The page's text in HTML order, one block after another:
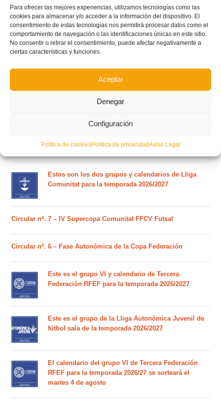
Para ofrecer las mejores experiencias, utilizamos tecnologías como las
cookies para almacenar y/o acceder a la información del dispositivo. El
consentimiento de estas tecnologías nos permitirá procesar datos como el
comportamiento de navegación o las identificaciones únicas en este sitio.
No consentir o retirar el consentimiento, puede afectar negativamente a
ciertas características y funciones.
Aceptar
Denegar
Configuración
Política de cookiesPolítica de privacidadAviso Legal
Ferran Torres se da un baño de masas y se convierte
en el embajador de la Comunitat Valenciana
Estos son los dos grupos y calendarios de Lliga
Comunitat para la temporada 2026/2027
Circular nº. 7 – IV Supercopa Comunitat FFCV Futsal
Circular nº. 6 – Fase Autonómica de la Copa Federación
Este es el grupo VI y calendario de Tercera
Federación RFEF para la temporada 2026/2027
Este es el grupo de la Lliga Autonòmica Juvenil de
fútbol sala de la temporada 2026/2027
El calendario del grupo VI de Tercera Federación
RFEF para la temporada 2026/27 se sorteará el
martes 4 de agosto